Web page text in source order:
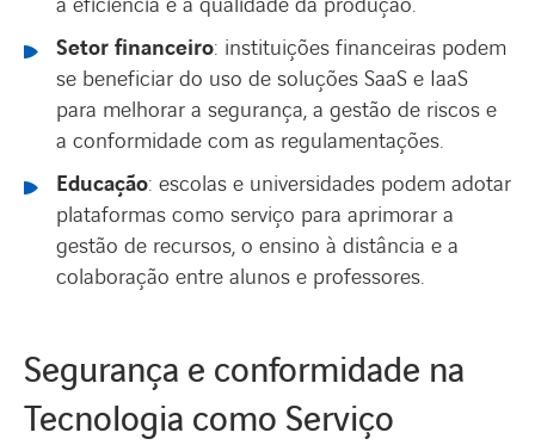
Setor financeiro: instituições financeiras podem
se beneficiar do uso de soluções SaaS e IaaS
para melhorar a segurança, a gestão de riscos e
a conformidade com as regulamentações.
Educação: escolas e universidades podem adotar
plataformas como serviço para aprimorar a
gestão de recursos, o ensino à distância e a
colaboração entre alunos e professores.
Segurança e conformidade na
Tecnologia como Serviço